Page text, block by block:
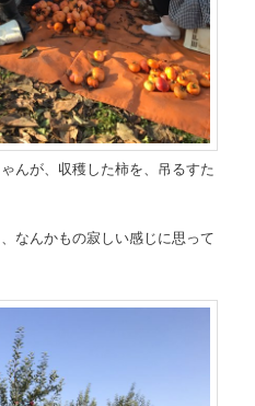
んが、収穫した柿を、吊るすた
なんかもの寂しい感じに思って